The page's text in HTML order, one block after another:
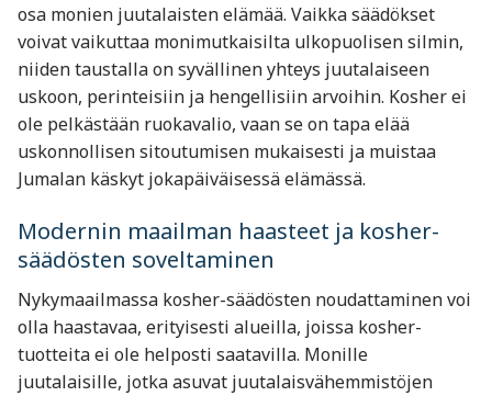
osa monien juutalaisten elämää. Vaikka säädökset
voivat vaikuttaa monimutkaisilta ulkopuolisen silmin,
niiden taustalla on syvällinen yhteys juutalaiseen
uskoon, perinteisiin ja hengellisiin arvoihin. Kosher ei
ole pelkästään ruokavalio, vaan se on tapa elää
uskonnollisen sitoutumisen mukaisesti ja muistaa
Jumalan käskyt jokapäiväisessä elämässä.
Modernin maailman haasteet ja kosher-
säädösten soveltaminen
Nykymaailmassa kosher-säädösten noudattaminen voi
olla haastavaa, erityisesti alueilla, joissa kosher-
tuotteita ei ole helposti saatavilla. Monille
juutalaisille, jotka asuvat juutalaisvähemmistöjen